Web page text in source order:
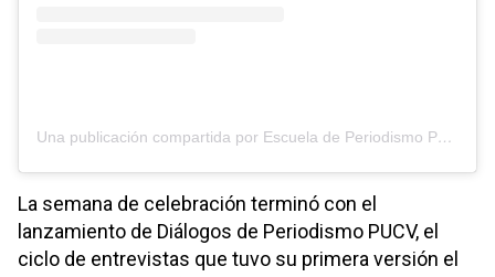
Una publicación compartida por Escuela de Periodismo PUCV (@periodismo_pucv)
La semana de celebración terminó con el
lanzamiento de Diálogos de Periodismo PUCV, el
ciclo de entrevistas que tuvo su primera versión el